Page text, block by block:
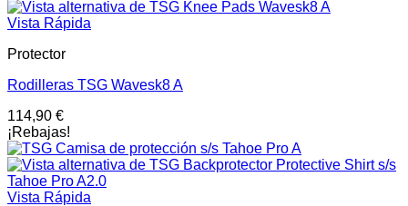
Vista Rápida
Protector
Rodilleras TSG Wavesk8 A
114,90 €
¡Rebajas!
Vista Rápida